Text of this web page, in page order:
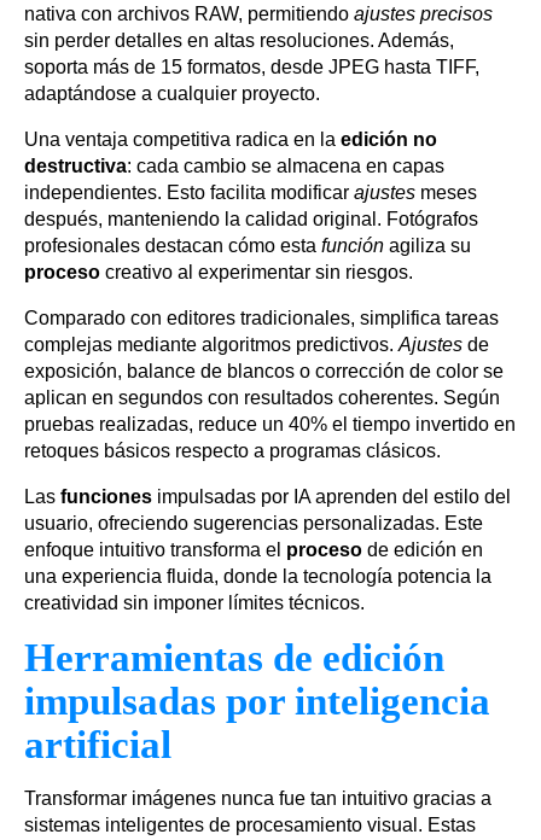
nativa con archivos RAW, permitiendo ajustes precisos
sin perder detalles en altas resoluciones. Además,
soporta más de 15 formatos, desde JPEG hasta TIFF,
adaptándose a cualquier proyecto.
Una ventaja competitiva radica en la edición no
destructiva: cada cambio se almacena en capas
independientes. Esto facilita modificar ajustes meses
después, manteniendo la calidad original. Fotógrafos
profesionales destacan cómo esta función agiliza su
proceso creativo al experimentar sin riesgos.
Comparado con editores tradicionales, simplifica tareas
complejas mediante algoritmos predictivos. Ajustes de
exposición, balance de blancos o corrección de color se
aplican en segundos con resultados coherentes. Según
pruebas realizadas, reduce un 40% el tiempo invertido en
retoques básicos respecto a programas clásicos.
Las funciones impulsadas por IA aprenden del estilo del
usuario, ofreciendo sugerencias personalizadas. Este
enfoque intuitivo transforma el proceso de edición en
una experiencia fluida, donde la tecnología potencia la
creatividad sin imponer límites técnicos.
Herramientas de edición
impulsadas por inteligencia
artificial
Transformar imágenes nunca fue tan intuitivo gracias a
sistemas inteligentes de procesamiento visual. Estas